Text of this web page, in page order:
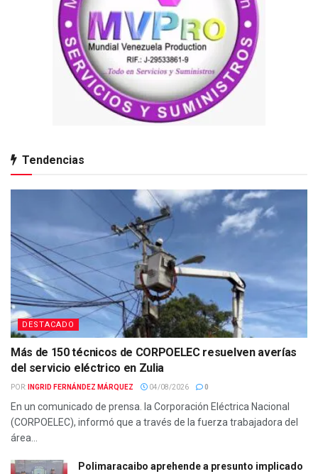
Tendencias
DESTACADO
Más de 150 técnicos de CORPOELEC resuelven averías
del servicio eléctrico en Zulia
POR: INGRID FERNÁNDEZ MÁRQUEZ 04/08/2026 0
En un comunicado de prensa. la Corporación Eléctrica Nacional
(CORPOELEC), informó que a través de la fuerza trabajadora del
área...
Polimaracaibo aprehende a presunto implicado